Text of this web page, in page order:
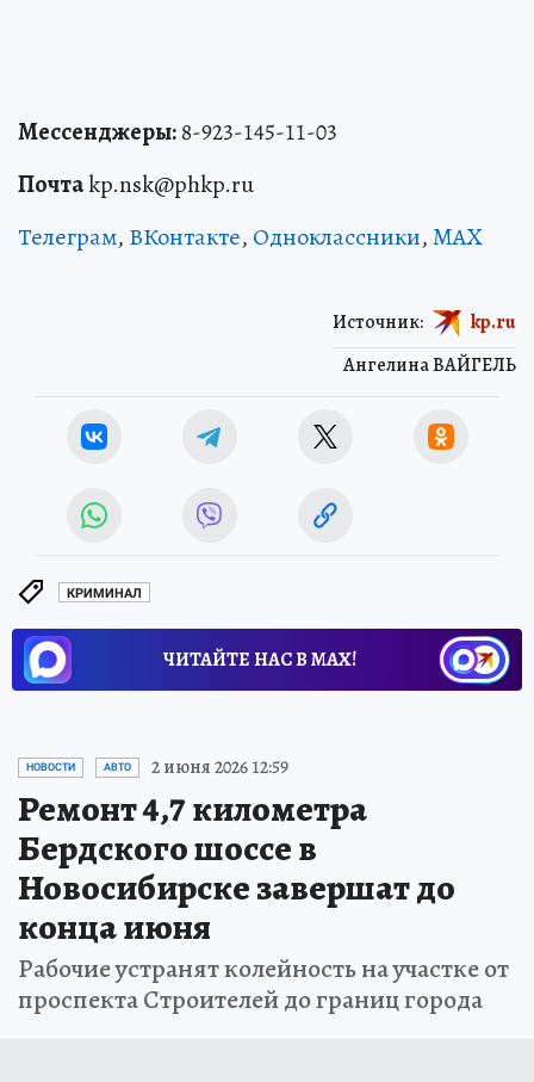
Мессенджеры:8-923-145-11-03
Почтаkp.nsk@phkp.ru
Телеграм, ВКонтакте, Одноклассники,MAX
Ангелина ВАЙГЕЛЬ
Источник: kp.ru
КРИМИНАЛ
ЧИТАЙТЕ НАС В МАХ!
НОВОСТИ АВТО 2 июня 2026 12:59
Ремонт 4,7 километра
Бердского шоссе в
Новосибирске завершат до
конца июня
Рабочие устранят колейность на участке от
проспекта Строителей до границ города